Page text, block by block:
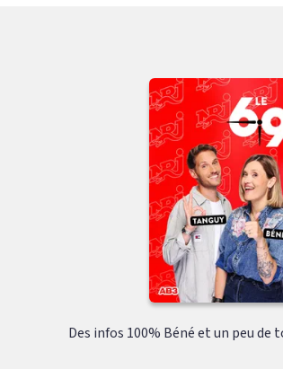
Des infos 100% Béné et un peu